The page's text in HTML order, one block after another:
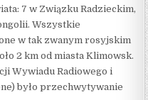
7 w Związku Radzieckim,
Wszystkie
w tak zwanym rosyjskim
2 km od miasta Klimowsk.
Wywiadu Radiowego i
było przechwytywanie